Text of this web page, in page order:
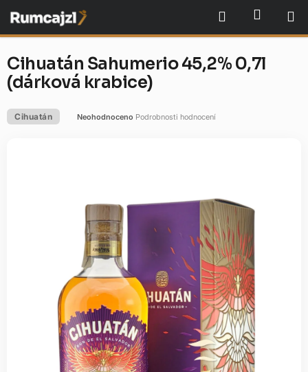
na
obsah
Hledat
Cihuatán Sahumerio 45,2% 0,7l
(dárková krabice)
Cihuatán
hvězdiček.
Neohodnoceno Podrobnosti hodnocení